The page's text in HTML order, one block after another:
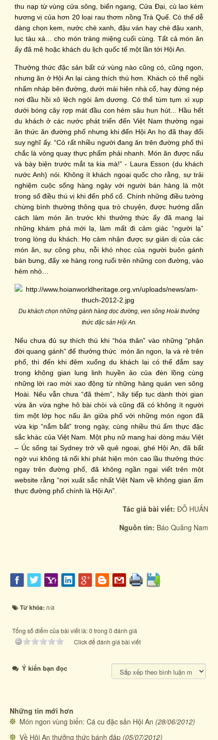
thu nạp từ vùng cửa sông, biển ngang, Cửa Đại, cù lao kèm
hương vị của hơn 20 loại rau thơm nồng Trà Quế. Có thể dễ
dàng chọn kem, nước chè xanh, đậu ván hay chè đậu xanh,
lục tàu xá… cho món tráng miệng cuối cùng. Tất cả món ăn
ấy đã mê hoặc khách du lịch quốc tế một lần tới Hội An.
Thưởng thức đặc sản bất cứ vùng nào cũng có, cũng ngon,
nhưng ăn ở Hội An lại càng thích thú hơn. Khách có thể ngồi
nhấm nháp bên đường, dưới mái hiên nhà cổ, hay đứng nép
nơi đầu hồi xô lệch ngói âm dương. Có thể túm tụm xì xụp
dưới bóng cây rợp mát đầu con hẻm sâu hun hút... Hầu hết
du khách ở các nước phát triển đến Việt Nam thường ngại
ăn thức ăn đường phố nhưng khi đến Hội An họ đã thay đổi
suy nghĩ ấy. “Có rất nhiều người đang ăn trên đường phố thì
chắc là vòng quay thực phẩm phải nhanh. Món ăn được nấu
và bày biện trước mắt ta kia mà!” - Laura Esson (du khách
nước Anh) nói. Không ít khách ngoại quốc cho rằng, sự trải
nghiệm cuộc sống hàng ngày với người bán hàng là một
trong số điều thú vị khi đến phố cổ. Chính những điều tưởng
chừng bình thường thông qua trò chuyện, được hướng dẫn
cách làm món ăn trước khi thưởng thức ấy đã mang lại
những khám phá mới lạ, làm mất đi cảm giác “người lạ”
trong lòng du khách. Họ cảm nhận được sự giản dị của các
món ăn, sự công phu, nỗi khó nhọc của người buôn gánh
bán bưng, đẩy xe hàng rong ruổi trên những con đường, vào
hẻm nhỏ…
Du khách chọn những gánh hàng dọc đường, ven sông Hoài thưởng
thức đặc sản Hội An.
Nếu chưa đủ sự thích thú khi “hóa thân” vào những “phận
đời quang gánh” để thưởng thức món ăn ngon, lạ và rẻ trên
phố, thì đến khi đêm xuống du khách lại có thể đắm say
trong không gian lung linh huyền ảo của đèn lồng cùng
những lời rao mời xao động từ những hàng quán ven sông
Hoài. Nếu vẫn chưa “đã thèm”, hãy tiếp tục dành thời gian
vừa ăn vừa nghe hô bài chòi và cũng đã có không ít người
tìm một lớp học nấu ăn giữa phố với những món ngon đã
vừa kịp “nắm bắt” trong ngày, cùng nhiều thú ẩm thực đặc
sắc khác của Việt Nam. Một phụ nữ mang hai dòng máu Việt
– Úc sống tại Sydney trở về quê ngoại, ghé Hội An, đã bất
ngờ vui không tả nổi khi phát hiện món cao lầu thưởng thức
ngay trên đường phố, đã không ngần ngại viết trên một
website rằng “nơi xuất sắc nhất Việt Nam về không gian ẩm
thực đường phố chính là Hội An”.
Tác giả bài viết: ĐỖ HUẤN
Nguồn tin: Báo Quảng Nam
Từ khóa: n/a
Tổng số điểm của bài viết là: 0 trong 0 đánh giá
Click để đánh giá bài viết
Ý kiến bạn đọc
Những tin mới hơn
Món ngon vùng biển: Cá cu đặc sản Hội An (28/06/2012)
Về Hội An thưởng thức bánh đập (05/07/2012)